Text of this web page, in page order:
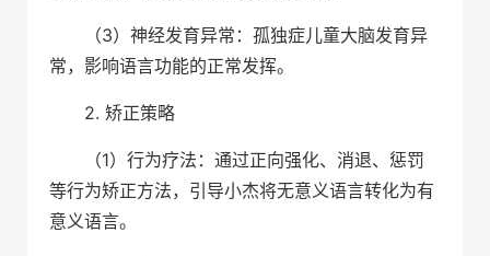
（3）神经发育异常：孤独症儿童大脑发育异
常，影响语言功能的正常发挥。
2. 矫正策略
（1）行为疗法：通过正向强化、消退、惩罚
等行为矫正方法，引导小杰将无意义语言转化为有
意义语言。